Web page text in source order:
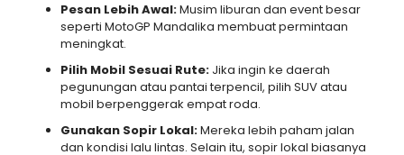
Pesan Lebih Awal:Musim liburan dan event besar
seperti MotoGP Mandalika membuat permintaan
meningkat.
Pilih Mobil Sesuai Rute:Jika ingin ke daerah
pegunungan atau pantai terpencil, pilih SUV atau
mobil berpenggerak empat roda.
Gunakan Sopir Lokal:Mereka lebih paham jalan
dan kondisi lalu lintas. Selain itu, sopir lokal biasanya